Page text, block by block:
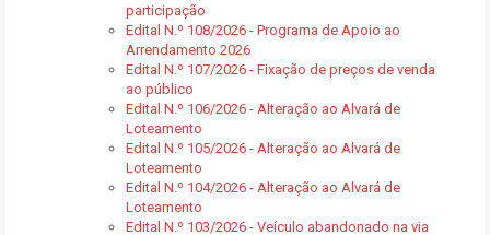
participação
Edital N.º 108/2026 - Programa de Apoio ao
Arrendamento 2026
Edital N.º 107/2026 - Fixação de preços de venda
ao público
Edital N.º 106/2026 - Alteração ao Alvará de
Loteamento
Edital N.º 105/2026 - Alteração ao Alvará de
Loteamento
Edital N.º 104/2026 - Alteração ao Alvará de
Loteamento
Edital N.º 103/2026 - Veículo abandonado na via